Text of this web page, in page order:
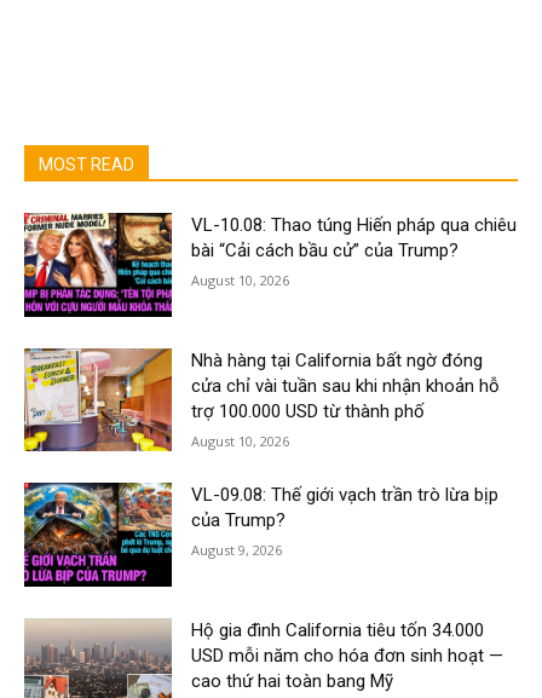
MOST READ
VL-10.08: Thao túng Hiến pháp qua chiêu
bài “Cải cách bầu cử” của Trump?
August 10, 2026
Nhà hàng tại California bất ngờ đóng
cửa chỉ vài tuần sau khi nhận khoản hỗ
trợ 100.000 USD từ thành phố
August 10, 2026
VL-09.08: Thế giới vạch trần trò lừa bịp
của Trump?
August 9, 2026
Hộ gia đình California tiêu tốn 34.000
USD mỗi năm cho hóa đơn sinh hoạt —
cao thứ hai toàn bang Mỹ